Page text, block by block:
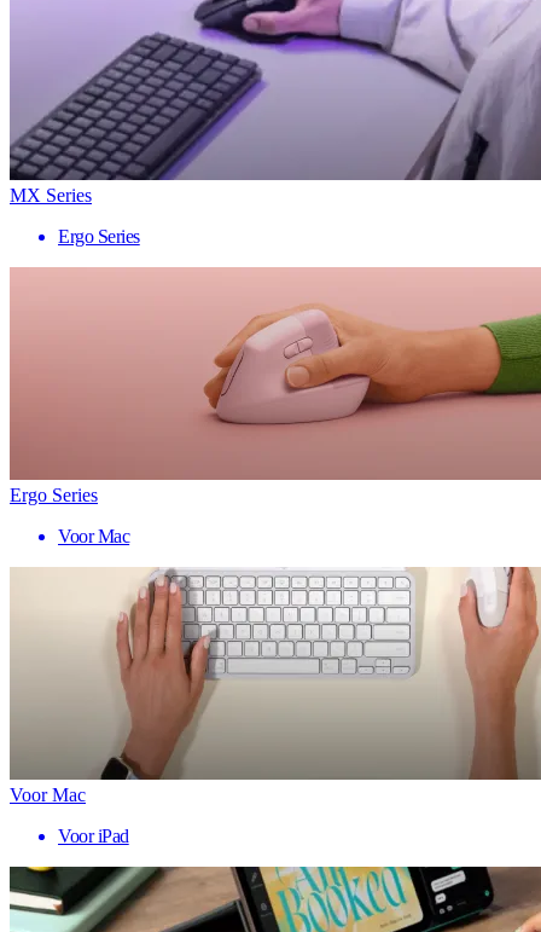
MX Series
Ergo Series
Ergo Series
Voor Mac
Voor Mac
Voor iPad